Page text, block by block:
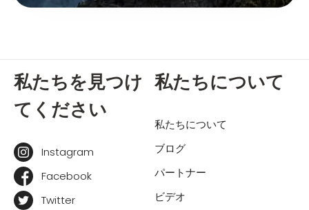
私たちを見つけ
てください
Instagram
Facebook
Twitter
私たちについて
私たちについて
ブログ
パートナー
ビデオ